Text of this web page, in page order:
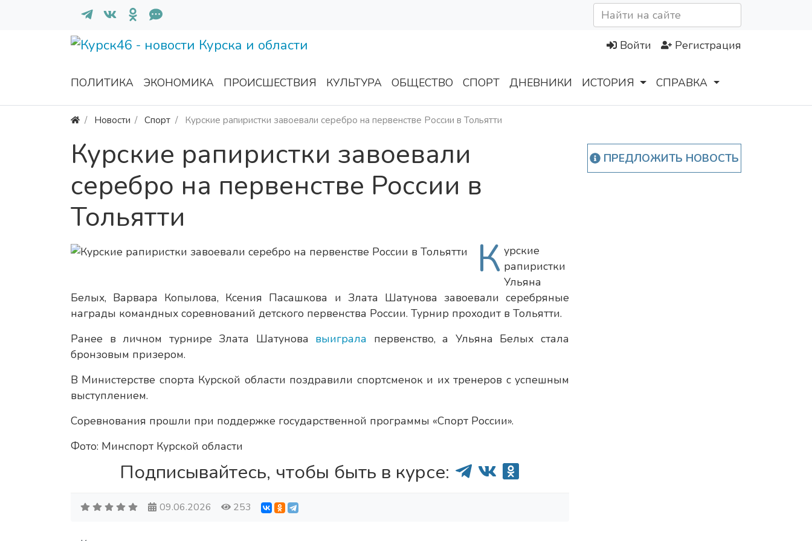
Войти Регистрация
ПОЛИТИКА ЭКОНОМИКА ПРОИСШЕСТВИЯ КУЛЬТУРА ОБЩЕСТВО СПОРТ ДНЕВНИКИ ИСТОРИЯ СПРАВКА
Новости Спорт Курские рапиристки завоевали серебро на первенстве России в Тольятти
Курские рапиристки завоевали
серебро на первенстве России в
Тольятти
К урские
рапиристки
Ульяна
Белых, Варвара Копылова, Ксения Пасашкова и Злата Шатунова завоевали серебряные
награды командных соревнований детского первенства России. Турнир проходит в Тольятти.
Ранее в личном турнире Злата Шатунова выиграла первенство, а Ульяна Белых стала
бронзовым призером.
В Министерстве спорта Курской области поздравили спортсменок и их тренеров с успешным
выступлением.
Соревнования прошли при поддержке государственной программы «Спорт России».
Фото: Минспорт Курской области
Подписывайтесь, чтобы быть в курсе:
09.06.2026 253
ПРЕДЛОЖИТЬ НОВОСТЬ